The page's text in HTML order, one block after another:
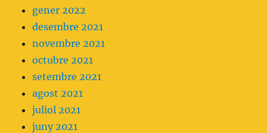
gener 2022
desembre 2021
novembre 2021
octubre 2021
setembre 2021
agost 2021
juliol 2021
juny 2021